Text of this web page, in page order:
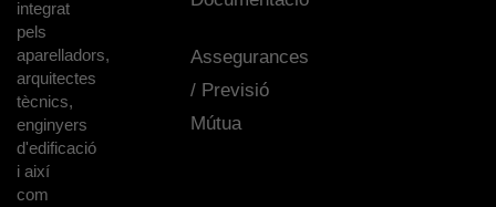
integrat
pels
aparelladors,
arquitectes
tècnics,
enginyers
d'edificació
i així
com
Assegurances
/ Previsió
Mútua